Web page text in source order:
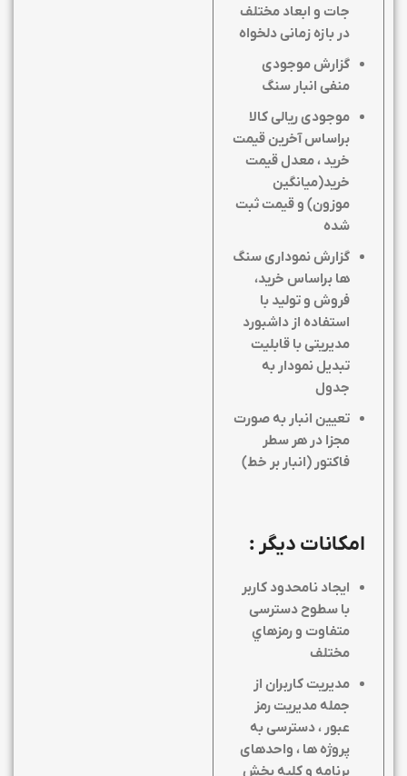
جات و ابعاد مختلف
در بازه زمانی دلخواه
گزارش موجودی
منفی انبار سنگ
موجودی ریالی کالا
براساس آخرین قیمت
خرید ، معدل قیمت
خرید(میانگین
موزون) و قیمت ثبت
شده
گزارش نموداری سنگ
ها براساس خرید،
فروش و تولید با
استفاده از داشبورد
مدیریتی با قابلیت
تبدیل نمودار به
جدول
تعیین انبار به صورت
مجزا در هر سطر
فاکتور (انبار بر خط)
امکانات دیگر :
ايجاد نامحدود كاربر
با سطوح دسترسی
متفاوت و رمزهاي
مختلف
مدیریت کاربران از
جمله مدیریت رمز
عبور ، دسترسی به
پروژه ها ، واحدهای
برنامه و کلیه بخش